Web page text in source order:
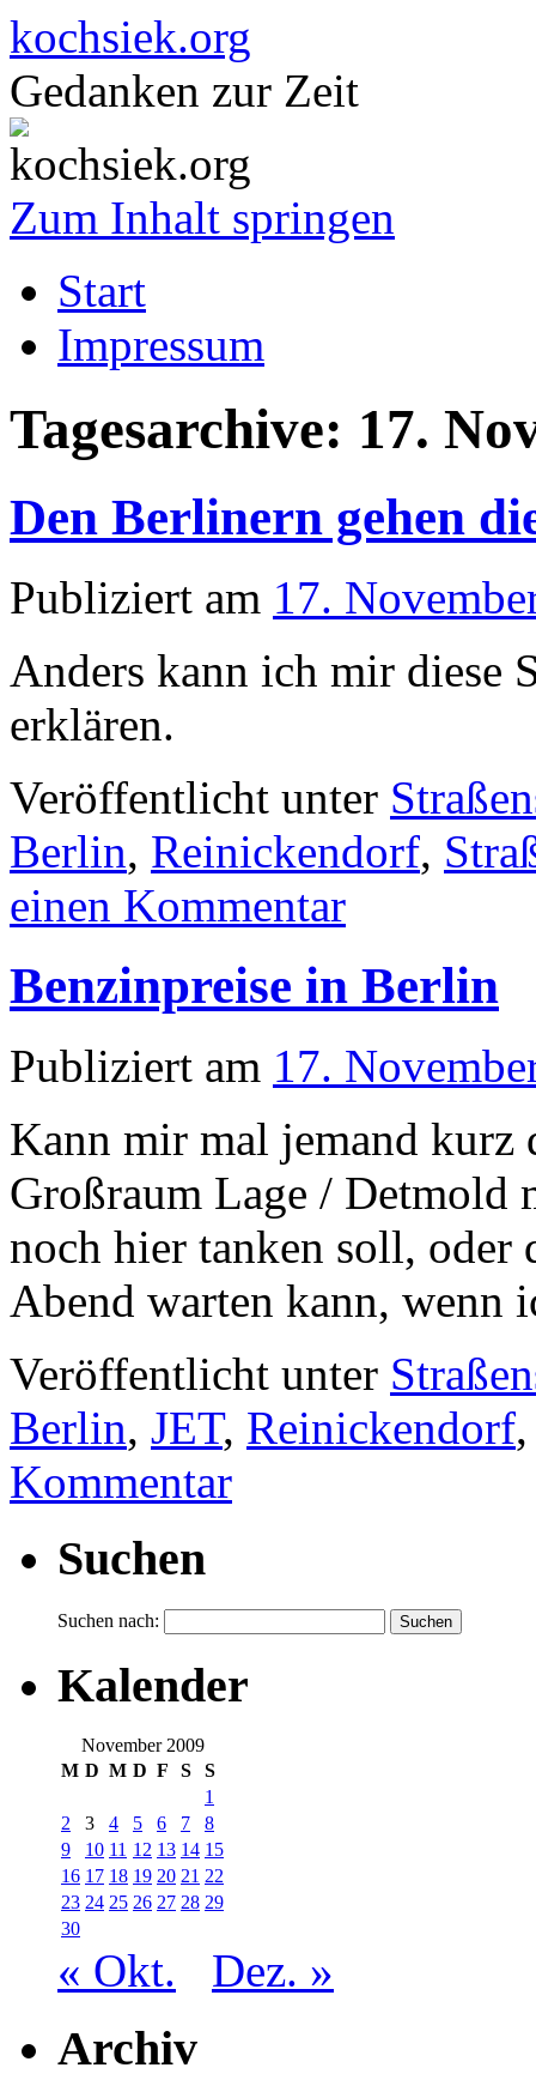
kochsiek.org
Gedanken zur Zeit
Zum Inhalt springen
Start
Impressum
Tagesarchive: 17.
Den Berlinern gehen
Publiziert am 17.
Anders kann ich mir diese
erklären.
Veröffentlicht unter
Berlin, Reinickendorf,
einen Kommentar
Benzinpreise in Berlin
Publiziert am 17.
Kann mir mal jemand kurz
Großraum Lage / Detmold
noch hier tanken soll, oder
Abend warten kann,
Veröffentlicht unter
Berlin, JET, Reinickendorf
Kommentar
Suchen
Suchen nach:
Kalender
November 2009
M D M D F S
S
1
2
3 4 5 6 7
8
9
10 11 12 13 14 15
16 17 18 19 20 21 22
23 24 25 26 27 28 29
30
« Okt. Dez. »
Archiv